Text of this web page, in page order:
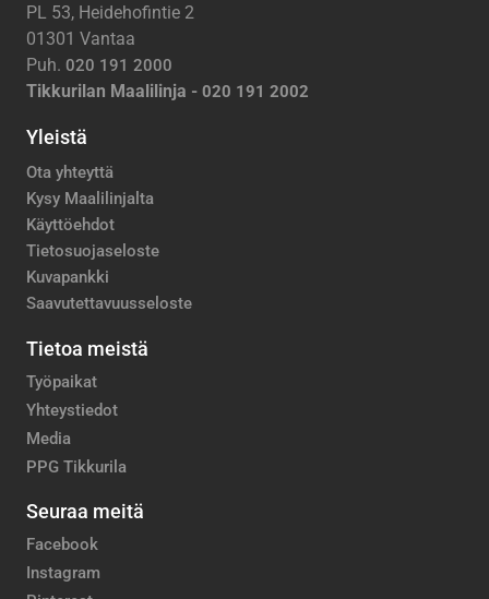
PL 53, Heidehofintie 2
01301 Vantaa
Puh. 020 191 2000
Tikkurilan Maalilinja - 020 191 2002
Yleistä
Ota yhteyttä
Kysy Maalilinjalta
Käyttöehdot
Tietosuojaseloste
Kuvapankki
Saavutettavuusseloste
Tietoa meistä
Työpaikat
Yhteystiedot
Media
PPG Tikkurila
Seuraa meitä
Facebook
Instagram